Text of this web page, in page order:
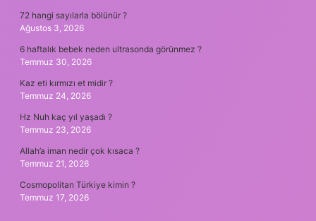
72 hangi sayılarla bölünür ?
Ağustos 3, 2026
6 haftalık bebek neden ultrasonda görünmez ?
Temmuz 30, 2026
Kaz eti kırmızı et midir ?
Temmuz 24, 2026
Hz Nuh kaç yıl yaşadı ?
Temmuz 23, 2026
Allah’a iman nedir çok kısaca ?
Temmuz 21, 2026
Cosmopolitan Türkiye kimin ?
Temmuz 17, 2026